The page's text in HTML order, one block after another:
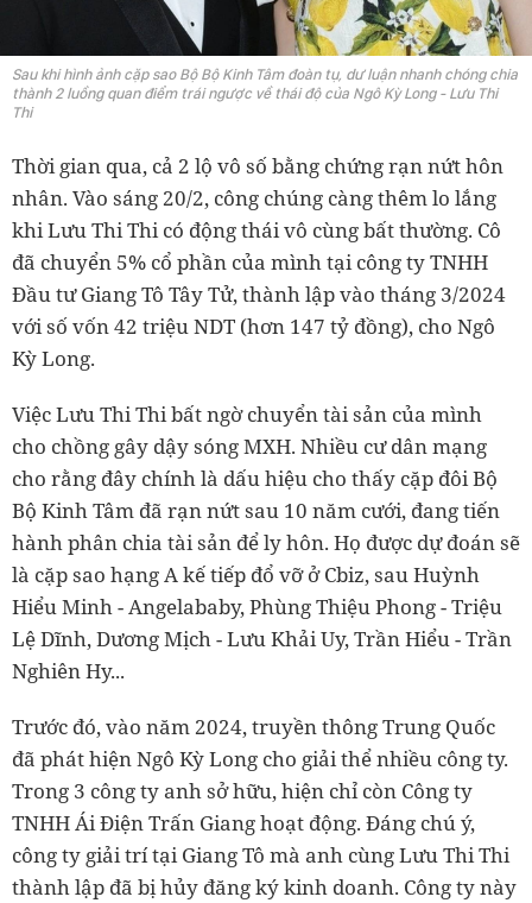
Sau khi hình ảnh cặp sao Bộ Bộ Kinh Tâm đoàn tụ, dư luận nhanh chóng chia
thành 2 luồng quan điểm trái ngược về thái độ của Ngô Kỳ Long - Lưu Thi
Thi
Thời gian qua, cả 2 lộ vô số bằng chứng rạn nứt hôn
nhân. Vào sáng 20/2, công chúng càng thêm lo lắng
khi Lưu Thi Thi có động thái vô cùng bất thường. Cô
đã chuyển 5% cổ phần của mình tại công ty TNHH
Đầu tư Giang Tô Tây Tử, thành lập vào tháng 3/2024
với số vốn 42 triệu NDT (hơn 147 tỷ đồng), cho Ngô
Kỳ Long.
Việc Lưu Thi Thi bất ngờ chuyển tài sản của mình
cho chồng gây dậy sóng MXH. Nhiều cư dân mạng
cho rằng đây chính là dấu hiệu cho thấy cặp đôi Bộ
Bộ Kinh Tâm đã rạn nứt sau 10 năm cưới, đang tiến
hành phân chia tài sản để ly hôn. Họ được dự đoán sẽ
là cặp sao hạng A kế tiếp đổ vỡ ở Cbiz, sau Huỳnh
Hiểu Minh - Angelababy, Phùng Thiệu Phong - Triệu
Lệ Dĩnh, Dương Mịch - Lưu Khải Uy, Trần Hiểu - Trần
Nghiên Hy...
Trước đó, vào năm 2024, truyền thông Trung Quốc
đã phát hiện Ngô Kỳ Long cho giải thể nhiều công ty.
Trong 3 công ty anh sở hữu, hiện chỉ còn Công ty
TNHH Ái Điện Trấn Giang hoạt động. Đáng chú ý,
công ty giải trí tại Giang Tô mà anh cùng Lưu Thi Thi
thành lập đã bị hủy đăng ký kinh doanh. Công ty này